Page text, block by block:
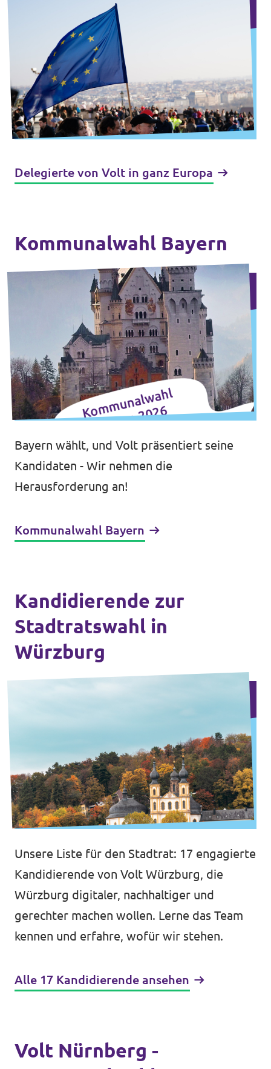
Delegierte von Volt in ganz Europa
Kommunalwahl Bayern
Bayern wählt, und Volt präsentiert seine
Kandidaten - Wir nehmen die
Herausforderung an!
Kommunalwahl Bayern
Kandidierende zur
Stadtratswahl in
Würzburg
Unsere Liste für den Stadtrat: 17 engagierte
Kandidierende von Volt Würzburg, die
Würzburg digitaler, nachhaltiger und
gerechter machen wollen. Lerne das Team
kennen und erfahre, wofür wir stehen.
Alle 17 Kandidierende ansehen
Volt Nürnberg -